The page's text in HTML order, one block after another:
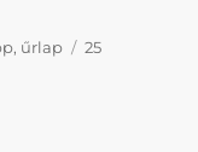
, űrlap
25